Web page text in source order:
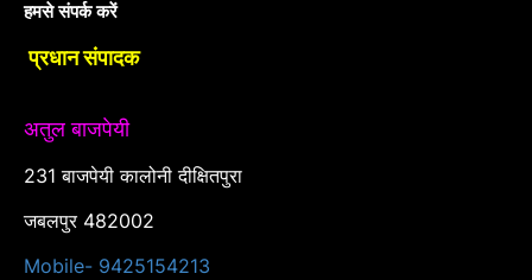
हमसे संपर्क करें
प्रधान संपादक
अतुल बाजपेयी
231 बाजपेयी कालोनी दीक्षितपुरा
जबलपुर 482002
Mobile- 9425154213